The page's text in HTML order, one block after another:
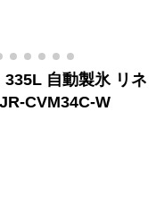
自動製氷 リネ
CVM34C-W